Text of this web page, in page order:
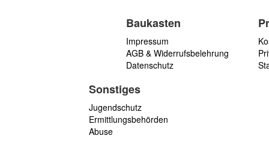
Baukasten
Impressum
AGB & Widerrufsbelehrung
Datenschutz
Sonstiges
Jugendschutz
Ermittlungsbehörden
Abuse